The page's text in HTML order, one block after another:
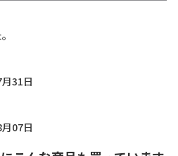
31日
07日